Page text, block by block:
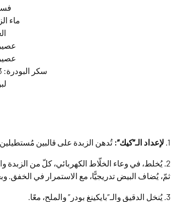
ماء
العسل:
سكر البودرة: 3 ملاعق كبيرة (منخل / للطبقة الخارجيّة)
1. لإعداد الـ”كيك”: تُدهن الزبدة على قالبين
2. يُخلط، في وعاء الخلّاط الكهربائي، كلّ من
ثمّ، يُضاف البيض تدريجيًّا، مع الاستمرار في الخفق.
3. يُنخل الدقيق والـ”بايكينغ بودر” والملح، معًا.